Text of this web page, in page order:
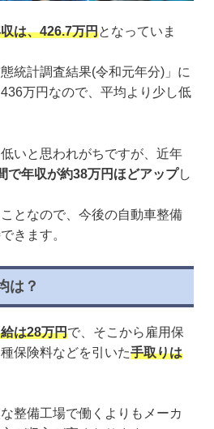
は、426.7万円となっていま
統計調査結果(令和元年分)」に
万円なので、平均より少し低
いと思われがちですが、近年
で年収が約38万円ほどアップし
となので、今後の自動車整備
きます。
は？
は28万円で、そこから雇用保
保険料などを引いた手取りは
整備工場で働くよりもメーカ